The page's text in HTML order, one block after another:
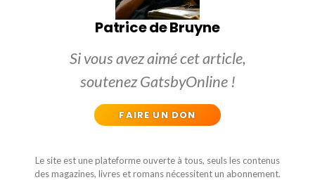
Patrice de Bruyne
Si vous avez aimé cet article,
soutenez GatsbyOnline !
FAIRE UN DON
Le site est une plateforme ouverte à tous, seuls les contenus
des magazines, livres et romans nécessitent un abonnement.